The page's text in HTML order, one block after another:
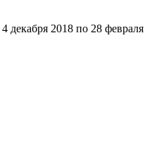
2018 по 28 февраля